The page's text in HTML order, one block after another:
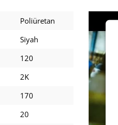
Poliüretan
Siyah
120
2K
170
20